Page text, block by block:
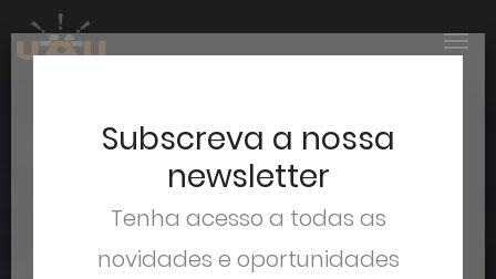
Subscreva a nossa
newsletter
Tenha acesso a todas as
novidades e oportunidades